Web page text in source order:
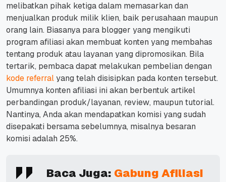
melibatkan pihak ketiga dalam memasarkan dan
menjualkan produk milik klien, baik perusahaan maupun
orang lain. Biasanya para blogger yang mengikuti
program afiliasi akan membuat konten yang membahas
tentang produk atau layanan yang dipromosikan. Bila
tertarik, pembaca dapat melakukan pembelian dengan
kode referral yang telah disisipkan pada konten tersebut.
Umumnya konten afiliasi ini akan berbentuk artikel
perbandingan produk/layanan, review, maupun tutorial.
Nantinya, Anda akan mendapatkan komisi yang sudah
disepakati bersama sebelumnya, misalnya besaran
komisi adalah 25%.
Baca Juga: Gabung Afiliasi